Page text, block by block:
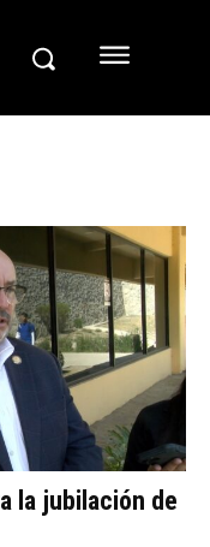
la jubilación de